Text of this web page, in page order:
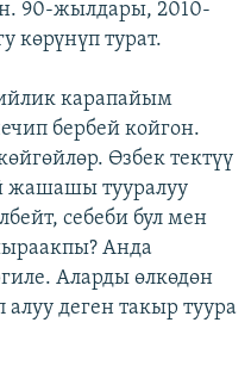
90-жылдары, 2010-
көрүнүп турат.
карапайым
бербей койгон.
Өзбек тектүү
жашашы тууралуу
себеби бул мен
Анда
Аларды өлкөдөн
деген такыр туура